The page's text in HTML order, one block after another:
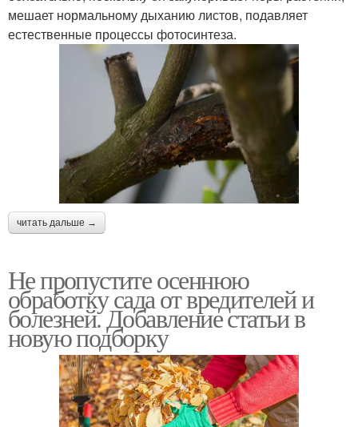
мешает нормальному дыханию листов, подавляет
естественные процессы фотосинтеза.
читать дальше →
Не пропустите осеннюю
обработку сада от вредителей и
болезней. Добавление статьи в
новую подборку